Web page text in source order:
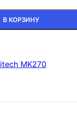
В КОРЗИНУ
MK270